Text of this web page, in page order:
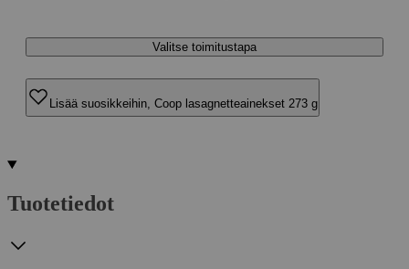
Valitse toimitustapa
Lisää suosikkeihin, Coop lasagnetteainekset 273 g
Tuotetiedot